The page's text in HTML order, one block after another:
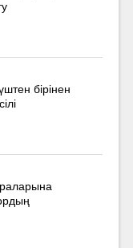
бірінен